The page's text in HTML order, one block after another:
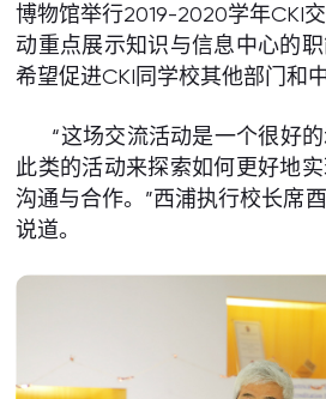
博物馆举行2019-2020学年CKI
动重点展示知识与信息中心的
希望促进CKI同学校其他部门和
“这场交流活动是一个很好
此类的活动来探索如何更好地
沟通与合作。”西浦执行校长席
说道。